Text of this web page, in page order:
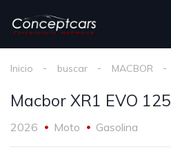
Inicio buscar MACBOR
Macbor XR1 EVO 125
2026 Moto Gasolina